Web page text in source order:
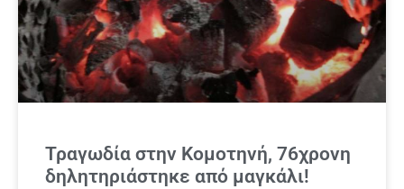
Τραγωδία στην Κομοτηνή, 76χρονη
δηλητηριάστηκε από μαγκάλι!